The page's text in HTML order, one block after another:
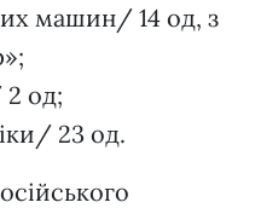
машин/ 14 од, з
од;
23 од.